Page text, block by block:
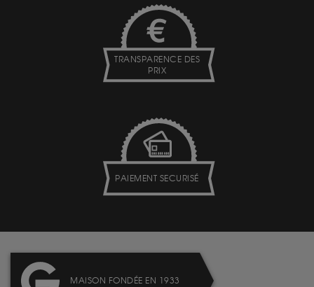
TRANSPARENCE DES
PRIX
PAIEMENT SECURISÉ
MAISON FONDÉE EN 1933